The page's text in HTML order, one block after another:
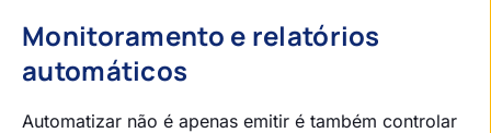
Monitoramento e relatórios
automáticos
Automatizar não é apenas emitir é também controlar